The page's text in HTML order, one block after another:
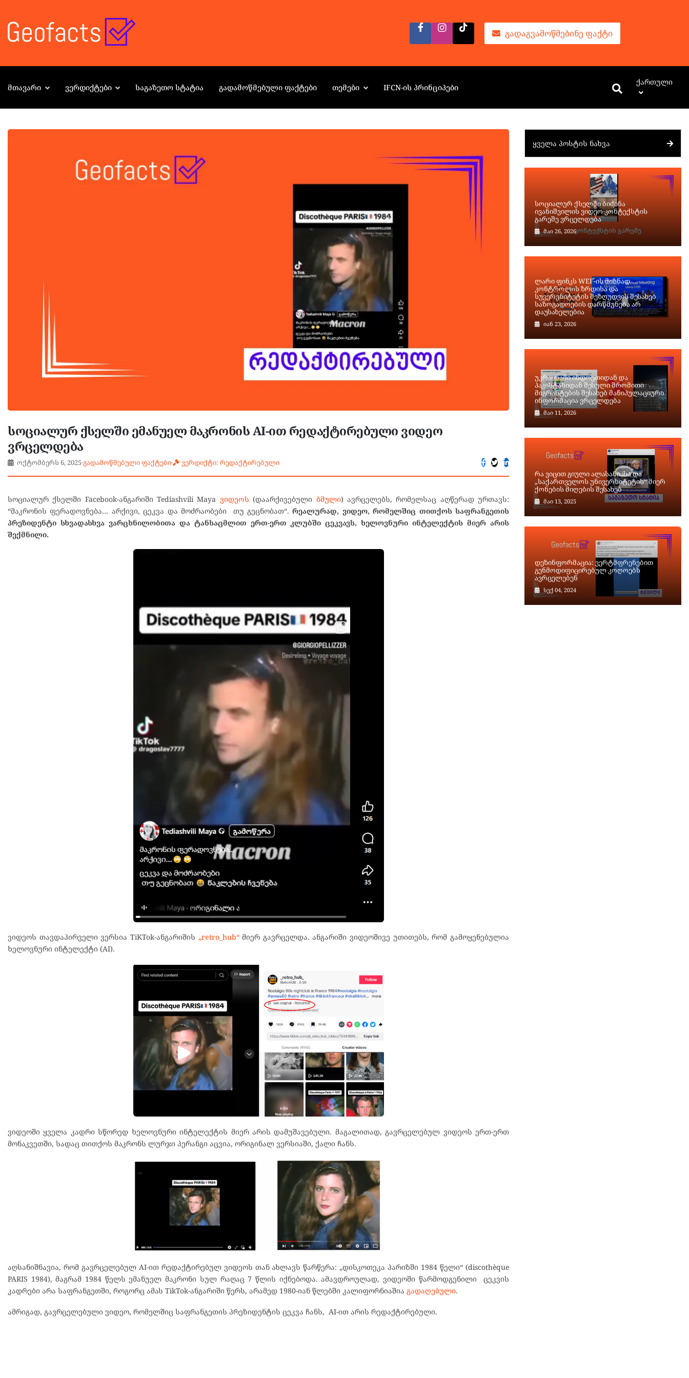
ᲒᲐᲓᲐᲒᲕᲐᲛᲝᲬᲛᲔᲑᲘᲜᲔ ᲤᲐᲥᲢᲘ
ᲛᲗᲐᲕᲐᲠᲘ ᲕᲔᲠᲓᲘᲥᲢᲔᲑᲘ ᲡᲐᲒᲐᲖᲔᲗᲝ ᲡᲢᲐᲢᲘᲐ ᲒᲐᲓᲐᲛᲝᲬᲛᲔᲑᲣᲚᲘ ᲤᲐᲥᲢᲔᲑᲘ ᲗᲔᲛᲔᲑᲘ IFCN-ᲘᲡ ᲞᲠᲘᲜᲪᲘᲞᲔᲑᲘ
Ქართული
სოციალურ ქსელში ემანუელ მაკრონის AI-ით რედაქტირებული ვიდეო
ვრცელდება
ოქტომბერს 6, 2025·გადამოწმებული ფაქტები· ვერდიქტი: რედაქტირებული
სოციალურ ქსელში Facebook-ანგარიში Tediashvili Maya ვიდეოს (დაარქივებული ბმული) ავრცელებს, რომელსაც აღწერად ურთავს:
“მაკრონის ფერადოვნება… არქივი, ცეკვა და მოძრაობები თუ გეცნობათ“.რეალურად, ვიდეო, რომელშიც თითქოს საფრანგეთის
პრეზიდენტი სხვადასხვა ვარცხნილობითა და ტანსაცმლით ერთ-ერთ კლუბში ცეკვავს, ხელოვნური ინტელექტის მიერ არის
შექმნილი.
ვიდეოს თავდაპირველი ვერსია TiKTok-ანგარიშის „retro_hub“მიერ გავრცელდა. ანგარიში ვიდეოშივე უთითებს, რომ გამოყენებულია
ხელოვნური ინტელექტი (AI).
ვიდეოში ყველა კადრი სწორედ ხელოვნური ინტელექტის მიერ არის დამუშავებული. მაგალითად, გავრცელებულ ვიდეოს ერთ-ერთ
მონაკვეთში, სადაც თითქოს მაკრონს ლურჯი პერანგი აცვია, ორიგინალ ვერსიაში, ქალი ჩანს.
აღსანიშნავია, რომ გავრცელებულ AI-ით რედაქტირებულ ვიდეოს თან ახლავს წარწერა: „დისკოთეკა პარიზში 1984 წელი“ (discothèque
PARIS 1984), მაგრამ 1984 წელს ემანუელ მაკრონი სულ რაღაც 7 წლის იქნებოდა. ამავდროულად, ვიდეოში წარმოდგენილი ცეკვის
კადრები არა საფრანგეთში, როგორც ამას TikTok-ანგარიში წერს, არამედ 1980-იან წლებში კალიფორნიაშია გადაღებული.
ამრიგად, გავრცელებული ვიდეო, რომელშიც საფრანგეთის პრეზიდენტის ცეკვა ჩანს, AI-ით არის რედაქტირებული.
ᲧᲕᲔᲚᲐ ᲞᲝᲡᲢᲘᲡ ᲜᲐᲮᲕᲐ
სოციალურ ქსელში ბიძინა
ივანიშვილის ვიდეო კონტექსტის
გარეშე ვრცელდება
მაი 26, 2026
ლარი ფინკს WEF-ის მიზნად
კონტროლის ზრდისა და
სუვერენიტეტის შეზღუდვის შესახებ
საზოგადოების დარწმუნება არ
დაუსახელებია
იან 23, 2026
უკრაინაში ინდოეთიდან და
პაკისტანიდან შესული შრომითი
მიგრანტების შესახებ მანიპულაციური
ინფორმაცია ვრცელდება
მაი 11, 2026
რა ვიცით გიული ალასანიასა და
„საქართველოს უნივერსიტეტის“ მიერ
ქონების მიღების შესახებ
მაი 13, 2025
დეზინფორმაცია: ვერტმფრენებით
გენმოდიფიცირებულ კოღოებს
ავრცელებენ
სექ 04, 2024